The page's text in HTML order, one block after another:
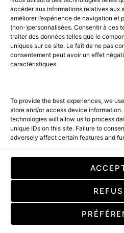
accéder aux informations relatives aux
améliorer l’expérience de navigation et
(non-)personnalisées. Consentir à ces
traiter des données telles que le
uniques sur ce site. Le fait de ne pas
consentement peut avoir un effet
caractéristiques.
To provide the best experiences, we
store and/or access device
technologies will allow us to process
unique IDs on this site. Failure to
adversely affect certain features and
PART OF THEAMILCAR MAGAZINE
AGENCE
ACCUEIL BEST OF LUXE
SHOPPING &
acceptez nos conditions
données soumises par le biais de ce
confirm that you have read and